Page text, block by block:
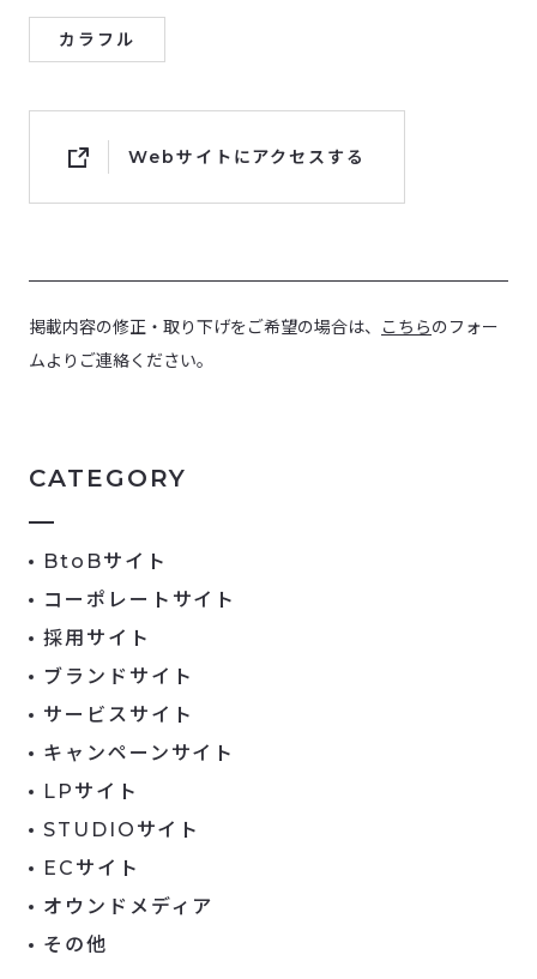
カラフル
Webサイトにアクセスする
掲載内容の修正・取り下げをご希望の場合は、 こちらのフォー
ムよりご連絡ください。
CATEGORY
BtoBサイト
コーポレートサイト
採用サイト
ブランドサイト
サービスサイト
キャンペーンサイト
LPサイト
STUDIOサイト
ECサイト
オウンドメディア
その他